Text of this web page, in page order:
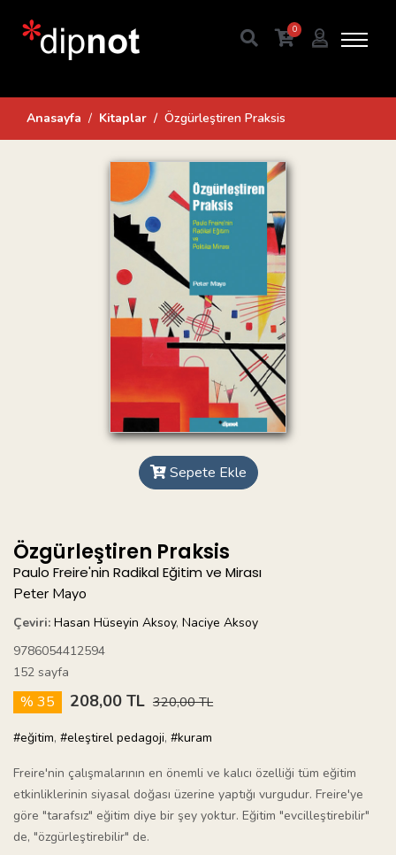
0
Anasayfa Kitaplar Özgürleştiren Praksis
Sepete Ekle
Özgürleştiren Praksis
Paulo Freire'nin Radikal Eğitim ve Mirası
Peter Mayo
Çeviri: Hasan Hüseyin Aksoy, Naciye Aksoy
9786054412594
152 sayfa
% 35 208,00 TL 320,00 TL
#eğitim, #eleştirel pedagoji, #kuram
Freire'nin çalışmalarının en önemli ve kalıcı özelliği tüm eğitim
etkinliklerinin siyasal doğası üzerine yaptığı vurgudur. Freire'ye
göre "tarafsız" eğitim diye bir şey yoktur. Eğitim "evcilleştirebilir"
de, "özgürleştirebilir" de.